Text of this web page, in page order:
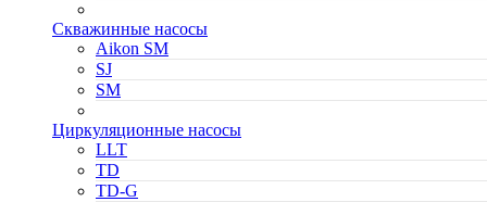
Скважинные насосы
Aikon SM
SJ
SM
Циркуляционные насосы
LLT
TD
TD-G